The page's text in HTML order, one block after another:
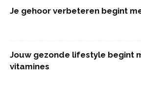
Je gehoor verbeteren begint
Jouw gezonde lifestyle begint
vitamines